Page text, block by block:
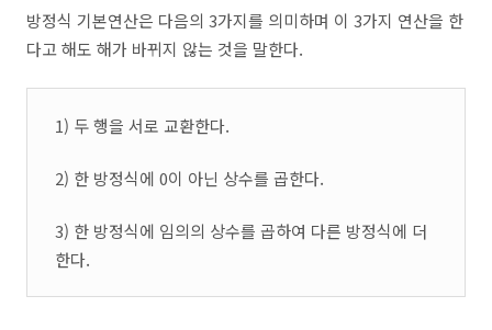
방정식 기본연산은 다음의 3가지를 의미하며 이 3가지 연산을 한
다고 해도 해가 바뀌지 않는 것을 말한다.
1) 두 행을 서로 교환한다.
2) 한 방정식에 0이 아닌 상수를 곱한다.
3) 한 방정식에 임의의 상수를 곱하여 다른 방정식에 더
한다.